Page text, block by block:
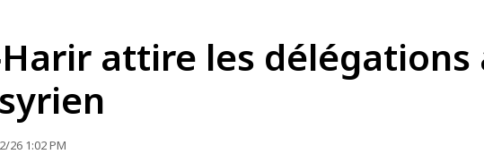
attire les
26 1:02 PM